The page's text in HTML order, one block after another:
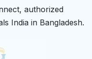
authorized
India in Bangladesh.